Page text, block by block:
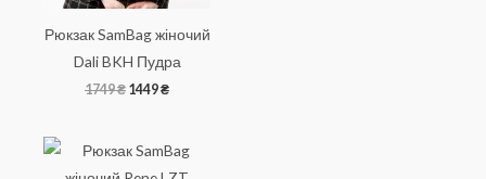
Рюкзак SamBag жіночий
Dali BKH Пудра
1749₴ Оригінальна
1449₴Поточна